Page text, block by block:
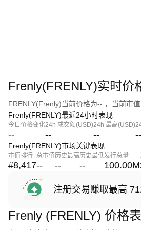
Frenly(FRENLY)实时价
FRENLY(Frenly)当前价格为-- ，当前市
Frenly(FRENLY)最近24小时表现
今日价格变化
--
24h 成交额(USD)
--
24h 最高(USD)
-- --
Frenly(FRENLY)市场关键表现
市值排行
#8,417
总市值
--
历史最高
--
历史最低
--
发行总量
100.00M
注册交易赚取最高
Frenly (FRENLY) 价格